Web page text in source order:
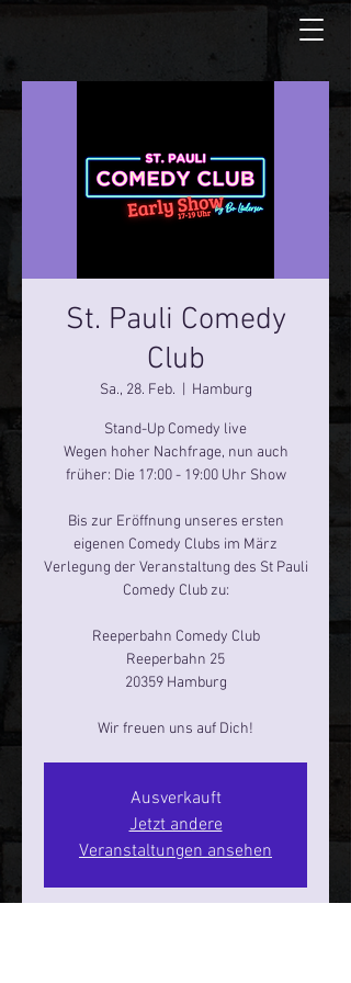
St. Pauli Comedy
Club
Sa., 28. Feb. Hamburg
Stand-Up Comedy live
Wegen hoher Nachfrage, nun auch
früher: Die 17:00 - 19:00 Uhr Show
Bis zur Eröffnung unseres ersten
eigenen Comedy Clubs im März
Verlegung der Veranstaltung des St Pauli
Comedy Club zu:
Reeperbahn Comedy Club
Reeperbahn 25
20359 Hamburg
Ausverkauft
Jetzt andere
Veranstaltungen ansehen